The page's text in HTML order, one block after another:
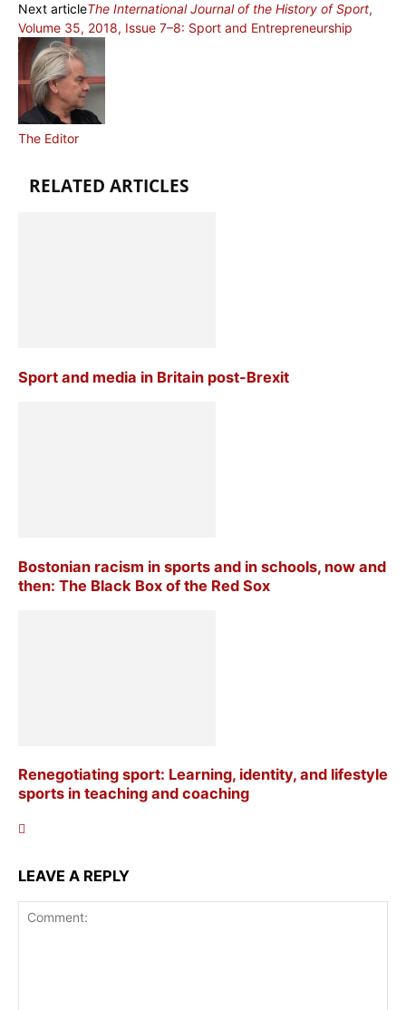
Next articleThe International Journal of the History of Sport,
Volume 35, 2018, Issue 7–8: Sport and Entrepreneurship
The Editor
RELATED ARTICLES
Sport and media in Britain post-Brexit
Bostonian racism in sports and in schools, now and
then: The Black Box of the Red Sox
Renegotiating sport: Learning, identity, and lifestyle
sports in teaching and coaching
LEAVE A REPLY